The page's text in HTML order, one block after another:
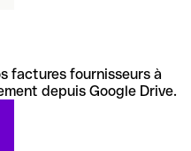
factures fournisseurs à
depuis Google Drive.